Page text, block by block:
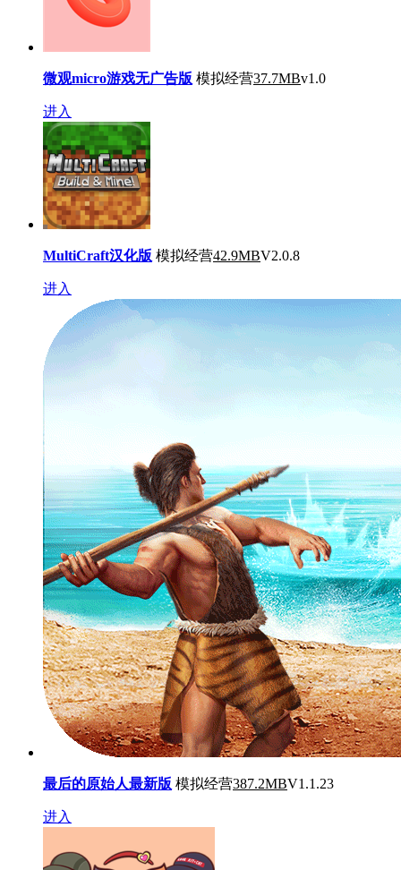
微观micro游戏无广告版 模拟经营37.7MBv1.0
进入
MultiCraft汉化版 模拟经营42.9MBV2.0.8
进入
最后的原始人最新版 模拟经营387.2MBV1.1.23
进入